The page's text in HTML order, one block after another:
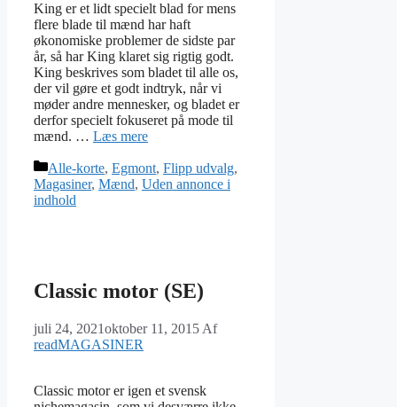
King er et lidt specielt blad for mens
flere blade til mænd har haft
økonomiske problemer de sidste par
år, så har King klaret sig rigtig godt.
King beskrives som bladet til alle os,
der vil gøre et godt indtryk, når vi
møder andre mennesker, og bladet er
derfor specielt fokuseret på mode til
mænd. … Læs mere
Kategorier
Alle-korte, Egmont, Flipp udvalg,
Magasiner, Mænd, Uden annonce i
indhold
Classic motor (SE)
juli 24, 2021oktober 11, 2015 Af
readMAGASINER
Classic motor er igen et svensk